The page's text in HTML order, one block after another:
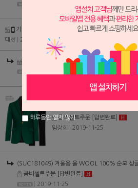
기타
대현
| 2019-12-13
[답변완료]
H
(SUC181049) 겨울용 울 WOOL
콤비셑트주문
[답변완료]
H
임장희
| 2019-11-25
(SUC181049) 겨울용 울 WOOL 100% 순모 싱
콤비셑트주문
[답변완료]
H
| 2019-11-25
하루동안 열지 않기